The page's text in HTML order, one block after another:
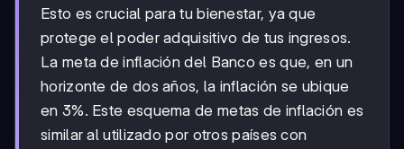
Esto es crucial para tu bienestar, ya que
protege el poder adquisitivo de tus ingresos.
La meta de inflación del Banco es que, en un
horizonte de dos años, la inflación se ubique
en 3%. Este esquema de metas de inflación es
similar al utilizado por otros países con